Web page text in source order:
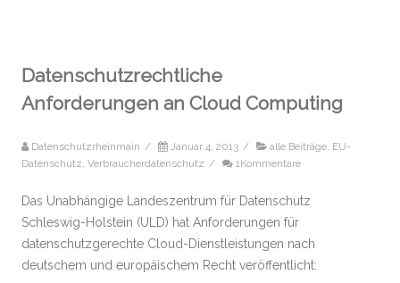
Datenschutzrechtliche
Anforderungen an Cloud Computing
Datenschutzrheinmain / Januar 4, 2013 / alle Beiträge, EU-
Datenschutz, Verbraucherdatenschutz / 1Kommentare
Das Unabhängige Landeszentrum für Datenschutz
Schleswig-Holstein (ULD) hat Anforderungen für
datenschutzgerechte Cloud-Dienstleistungen nach
deutschem und europäischem Recht veröffentlicht: